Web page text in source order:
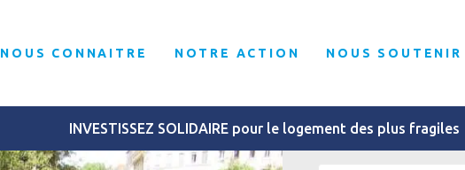
NOUS CONNAITRE NOTRE ACTION NOUS SOUTENIR
INVESTISSEZ SOLIDAIRE pour le logement des plus fragiles